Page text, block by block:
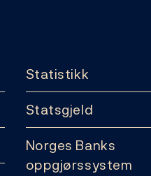
Statistikk
Statsgjeld
Norges Banks
oppgjørssystem